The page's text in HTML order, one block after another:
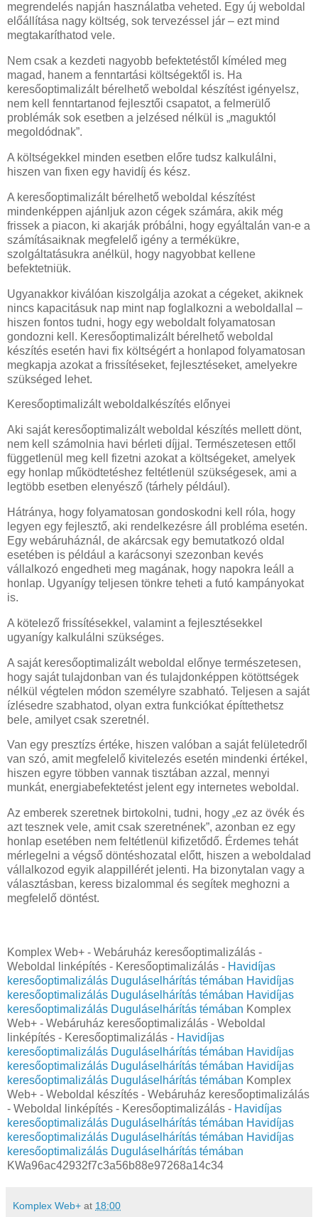
megrendelés napján használatba veheted. Egy új weboldal
előállítása nagy költség, sok tervezéssel jár – ezt mind
megtakaríthatod vele.
Nem csak a kezdeti nagyobb befektetéstől kíméled meg
magad, hanem a fenntartási költségektől is. Ha
keresőoptimalizált bérelhető weboldal készítést igényelsz,
nem kell fenntartanod fejlesztői csapatot, a felmerülő
problémák sok esetben a jelzésed nélkül is „maguktól
megoldódnak”.
A költségekkel minden esetben előre tudsz kalkulálni,
hiszen van fixen egy havidíj és kész.
A keresőoptimalizált bérelhető weboldal készítést
mindenképpen ajánljuk azon cégek számára, akik még
frissek a piacon, ki akarják próbálni, hogy egyáltalán van-e a
számításaiknak megfelelő igény a termékükre,
szolgáltatásukra anélkül, hogy nagyobbat kellene
befektetniük.
Ugyanakkor kiválóan kiszolgálja azokat a cégeket, akiknek
nincs kapacitásuk nap mint nap foglalkozni a weboldallal –
hiszen fontos tudni, hogy egy weboldalt folyamatosan
gondozni kell. Keresőoptimalizált bérelhető weboldal
készítés esetén havi fix költségért a honlapod folyamatosan
megkapja azokat a frissítéseket, fejlesztéseket, amelyekre
szükséged lehet.
Keresőoptimalizált weboldalkészítés előnyei
Aki saját keresőoptimalizált weboldal készítés mellett dönt,
nem kell számolnia havi bérleti díjjal. Természetesen ettől
függetlenül meg kell fizetni azokat a költségeket, amelyek
egy honlap működtetéshez feltétlenül szükségesek, ami a
legtöbb esetben elenyésző (tárhely például).
Hátránya, hogy folyamatosan gondoskodni kell róla, hogy
legyen egy fejlesztő, aki rendelkezésre áll probléma esetén.
Egy webáruháznál, de akárcsak egy bemutatkozó oldal
esetében is például a karácsonyi szezonban kevés
vállalkozó engedheti meg magának, hogy napokra leáll a
honlap. Ugyanígy teljesen tönkre teheti a futó kampányokat
is.
A kötelező frissítésekkel, valamint a fejlesztésekkel
ugyanígy kalkulálni szükséges.
A saját keresőoptimalizált weboldal előnye természetesen,
hogy saját tulajdonban van és tulajdonképpen kötöttségek
nélkül végtelen módon személyre szabható. Teljesen a saját
ízlésedre szabhatod, olyan extra funkciókat építtethetsz
bele, amilyet csak szeretnél.
Van egy presztízs értéke, hiszen valóban a saját felületedről
van szó, amit megfelelő kivitelezés esetén mindenki értékel,
hiszen egyre többen vannak tisztában azzal, mennyi
munkát, energiabefektetést jelent egy internetes weboldal.
Az emberek szeretnek birtokolni, tudni, hogy „ez az övék és
azt tesznek vele, amit csak szeretnének”, azonban ez egy
honlap esetében nem feltétlenül kifizetődő. Érdemes tehát
mérlegelni a végső döntéshozatal előtt, hiszen a weboldalad
vállalkozod egyik alappillérét jelenti. Ha bizonytalan vagy a
választásban, keress bizalommal és segítek meghozni a
megfelelő döntést.
Komplex Web+ - Webáruház keresőoptimalizálás -
Weboldal linképítés - Keresőoptimalizálás - Havidíjas
keresőoptimalizálás Duguláselhárítás témában Havidíjas
keresőoptimalizálás Duguláselhárítás témában Havidíjas
keresőoptimalizálás Duguláselhárítás témában Komplex
Web+ - Webáruház keresőoptimalizálás - Weboldal
linképítés - Keresőoptimalizálás - Havidíjas
keresőoptimalizálás Duguláselhárítás témában Havidíjas
keresőoptimalizálás Duguláselhárítás témában Havidíjas
keresőoptimalizálás Duguláselhárítás témában Komplex
Web+ - Weboldal készítés - Webáruház keresőoptimalizálás
- Weboldal linképítés - Keresőoptimalizálás - Havidíjas
keresőoptimalizálás Duguláselhárítás témában Havidíjas
keresőoptimalizálás Duguláselhárítás témában Havidíjas
keresőoptimalizálás Duguláselhárítás témában
KWa96ac42932f7c3a56b88e97268a14c34
Komplex Web+ at 18:00